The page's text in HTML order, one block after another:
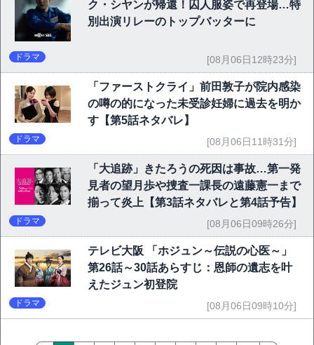
ク・シヤンが帰還！囚人服姿で再登場…特
別出演リレーのトップバッターに
ドラマ [08月06日12時23分]
「ファーストクライ」前田敦子が院内感染
の噂の的になった未受診妊婦に過去を明か
す【第5話ネタバレ】
ドラマ [08月06日11時31分]
「大追跡」きたろうの死因は事故…第一発
見者の望月歩や捜査一課長の遠藤憲一まで
揃って炎上【第3話ネタバレと第4話予告】
ドラマ [08月06日09時26分]
テレビ大阪 「ホジュン～伝説の心医～」
第26話～30話あらすじ：恩師の遺志を叶
えたジュン初登院
ドラマ [08月06日09時10分]